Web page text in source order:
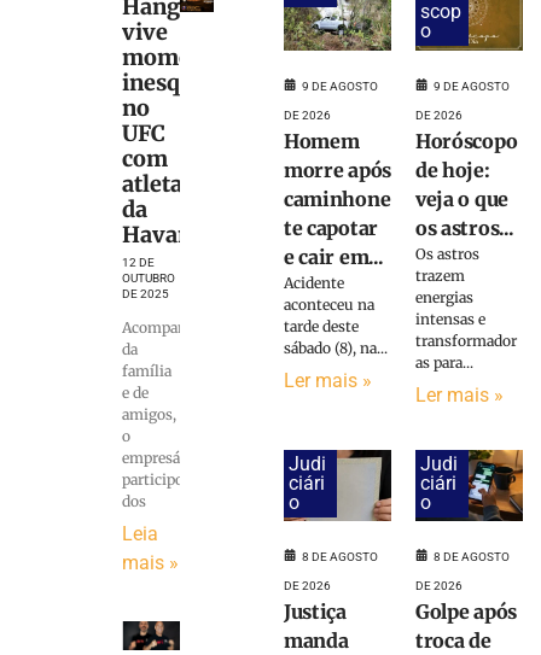
Hang
vive
momento
inesquecível
no
UFC
com
atleta
da
Havan
12 DE
OUTUBRO
DE 2025
Acompanhado
da
família
e de
amigos,
o
empresário
participou
dos
Leia
mais »
9 DE AGOSTO
DE 2026
Homem
morre após
caminhone
te capotar
e cair em...
Acidente
aconteceu na
tarde deste
sábado (8), na...
Ler mais »
scop
o
9 DE AGOSTO
DE 2026
Horóscopo
de hoje:
veja o que
os astros...
Os astros
trazem
energias
intensas e
transformador
as para...
Ler mais »
Judi
ciári
o
8 DE AGOSTO
DE 2026
Justiça
manda
Judi
ciári
o
8 DE AGOSTO
DE 2026
Golpe após
troca de